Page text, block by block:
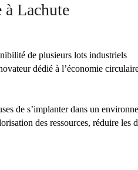
à Lachute
de plusieurs lots industriels
dédié à l’économie
de s’implanter dans un
des ressources, réduire les